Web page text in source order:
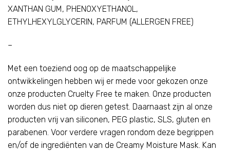
XANTHAN GUM, PHENOXYETHANOL,
ETHYLHEXYLGLYCERIN, PARFUM (ALLERGEN FREE)
–
Met een toeziend oog op de maatschappelijke
ontwikkelingen hebben wij er mede voor gekozen onze
onze producten Cruelty Free te maken. Onze producten
worden dus niet op dieren getest. Daarnaast zijn al onze
producten vrij van siliconen, PEG plastic, SLS, gluten en
parabenen. Voor verdere vragen rondom deze begrippen
en/of de ingrediënten van de Creamy Moisture Mask. Kan